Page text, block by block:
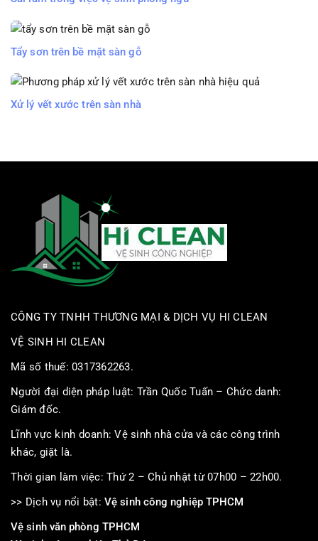
Tẩy sơn trên bề mặt sàn gỗ
Xử lý vết xước trên sàn nhà
CÔNG TY TNHH THƯƠNG MẠI & DỊCH VỤ HI CLEAN
VỆ SINH HI CLEAN
Mã số thuế: 0317362263.
Người đại diện pháp luật: Trần Quốc Tuấn – Chức danh:
Giám đốc.
Lĩnh vực kinh doanh: Vệ sinh nhà cửa và các công trình
khác, giặt là.
Thời gian làm việc: Thứ 2 – Chủ nhật từ 07h00 – 22h00.
>> Dịch vụ nổi bật: Vệ sinh công nghiệp TPHCM
Vệ sinh văn phòng TPHCM